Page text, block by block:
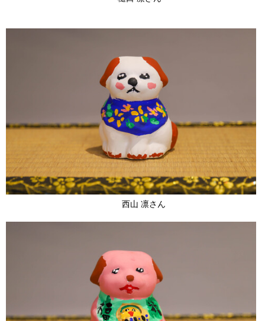
西山 凛さん